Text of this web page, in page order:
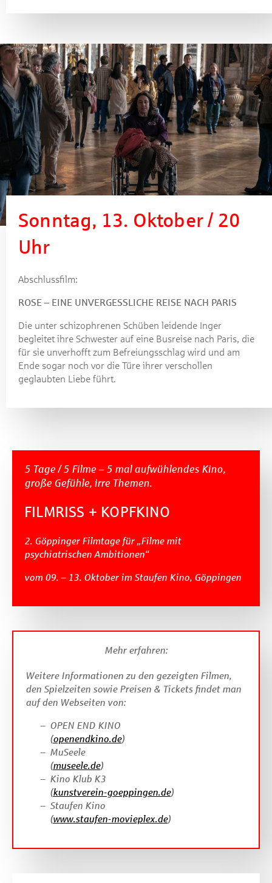
Sonntag, 13. Oktober / 20
Uhr
Abschlussfilm:
ROSE – EINE UNVERGESSLICHE REISE NACH PARIS
Die unter schizophrenen Schüben leidende Inger
begleitet ihre Schwester auf eine Busreise nach Paris, die
für sie unverhofft zum Befreiungsschlag wird und am
Ende sogar noch vor die Türe ihrer verschollen
geglaubten Liebe führt.
5 Tage / 5 Filme – 5 mal aufwühlendes Kino,
große Gefühle, irre Themen.
FILMRISS + KOPFKINO
2. Göppinger Filmtage für „Filme mit
psychiatrischen Ambitionen“
vom 09. – 13. Oktober im Staufen Kino, Göppingen
Mehr erfahren:
Weitere Informationen zu den gezeigten Filmen,
den Spielzeiten sowie Preisen & Tickets findet man
auf den Webseiten von:
OPEN END KINO
(openendkino.de)
MuSeele
(museele.de)
Kino Klub K3
(kunstverein-goeppingen.de)
Staufen Kino
(www.staufen-movieplex.de)